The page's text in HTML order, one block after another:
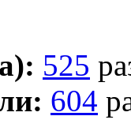
525
604